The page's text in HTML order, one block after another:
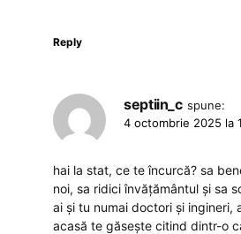
Reply
septiin_c spune:
4 octombrie 2025 la
hai la stat, ce te încurcă? sa
noi, sa ridici învățământul și sa
ai și tu numai doctori și ingineri,
acasă te găsește citind dintr-o